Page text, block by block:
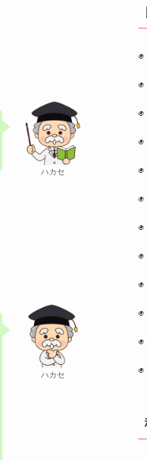
ハカセ
ハカセ
◉
◉
◉
◉
◉
◉
◉
◉
◉
◉
◉
◉